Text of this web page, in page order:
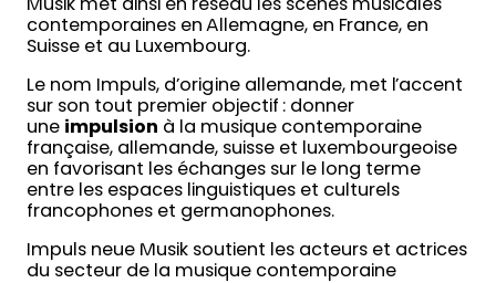
Musik met ainsi en réseau les scènes musicales
contemporaines en Allemagne, en France, en
Suisse et au Luxembourg.
Le nom Impuls, d’origine allemande, met l’accent
sur son tout premier objectif : donner
une impulsion à la musique contemporaine
française, allemande, suisse et luxembourgeoise
en favorisant les échanges sur le long terme
entre les espaces linguistiques et culturels
francophones et germanophones.
Impuls neue Musik soutient les acteurs et actrices
du secteur de la musique contemporaine